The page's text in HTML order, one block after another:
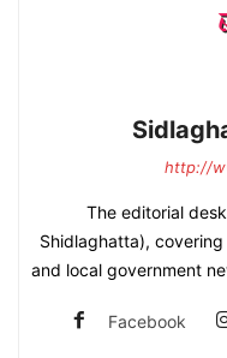
http://
The editorial
Shidlaghatta),
and local government
Facebook